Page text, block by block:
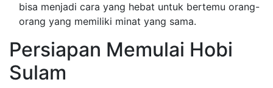
bisa menjadi cara yang hebat untuk bertemu orang-
orang yang memiliki minat yang sama.
Persiapan Memulai Hobi
Sulam